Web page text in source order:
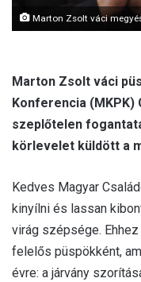
Marton Zsolt váci
Marton Zsolt váci
Konferencia (MKPK)
szeplőtelen
körlevelet küldött a
Kedves Magyar
kinyílni és lassan
virág szépsége.
felelős püspökként,
évre: a járvány